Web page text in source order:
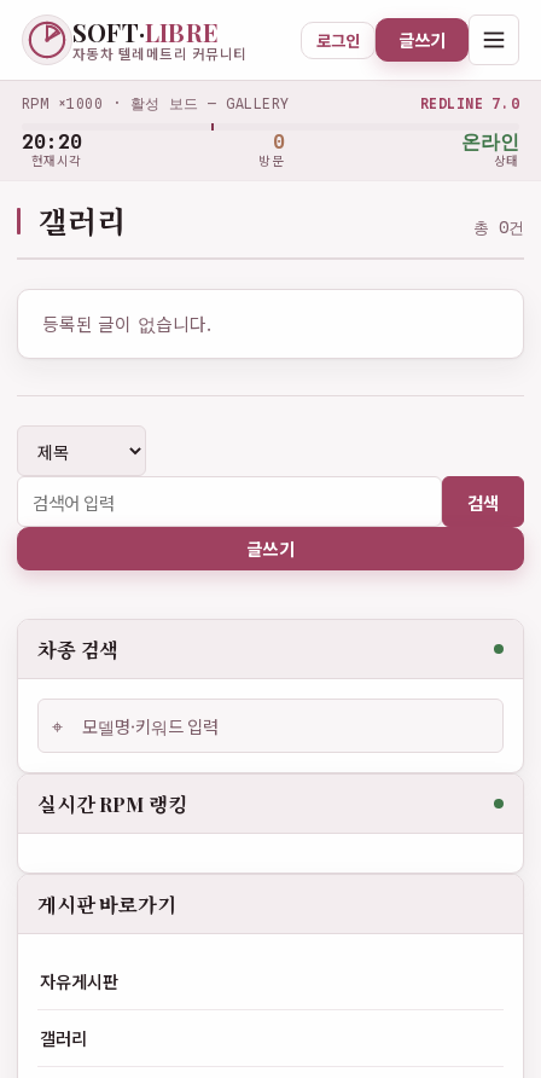
SOFT·LIBRE
자동차 텔레메트리 커뮤니티
로그인 글쓰기
RPM ×1000 · 활성 보드 — GALLERY REDLINE 7.0
20:20
현재시각
0
방문
온라인
상태
갤러리 총 0건
등록된 글이 없습니다.
검색
글쓰기
차종 검색
⌖
실시간 RPM 랭킹
게시판 바로가기
자유게시판
갤러리